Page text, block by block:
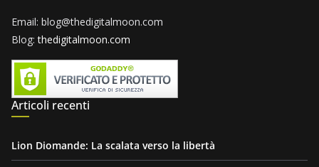
Email: blog@thedigitalmoon.com
Blog:thedigitalmoon.com
Articoli recenti
Lion Diomande: La scalata verso la libertà